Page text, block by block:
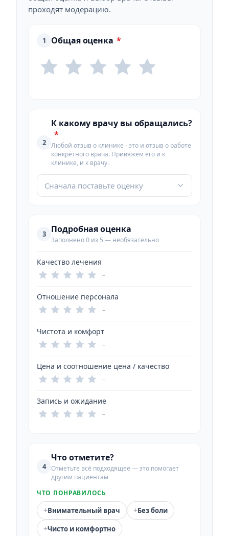
проходят модерацию.
1 Общая оценка *
2
К какому врачу вы обращались?
*
Любой отзыв о клинике - это и отзыв о работе
конкретного врача. Привяжем его и к
клинике, и к врачу.
Сначала поставьте оценку
3 Подробная оценка
Заполнено 0 из 5 — необязательно
Качество лечения
–
Отношение персонала
–
Чистота и комфорт
–
Цена и соотношение цена / качество
–
Запись и ожидание
–
4
Что отметите?
Отметьте всё подходящее — это помогает
другим пациентам
ЧТО ПОНРАВИЛОСЬ
+Внимательный врач +Без боли
+Чисто и комфортно